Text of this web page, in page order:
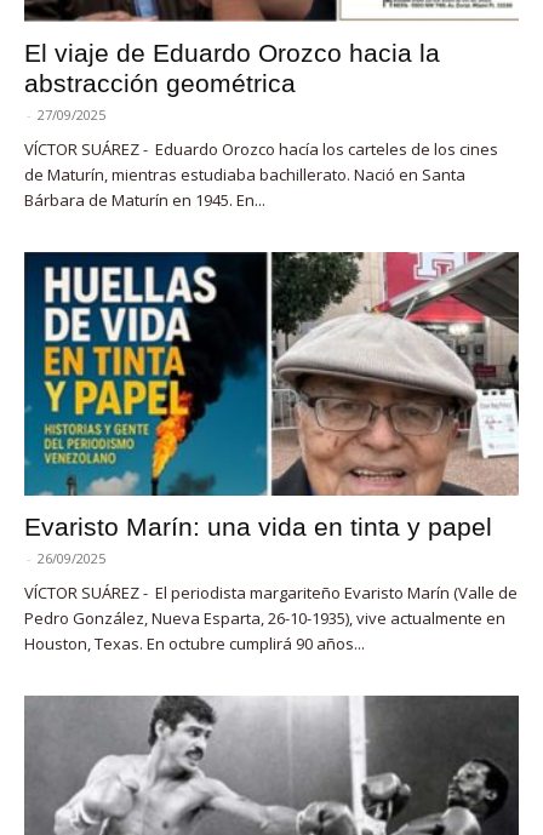
El viaje de Eduardo Orozco hacia la
abstracción geométrica
- 27/09/2025
VÍCTOR SUÁREZ - Eduardo Orozco hacía los carteles de los cines
de Maturín, mientras estudiaba bachillerato. Nació en Santa
Bárbara de Maturín en 1945. En...
Evaristo Marín: una vida en tinta y papel
- 26/09/2025
VÍCTOR SUÁREZ - El periodista margariteño Evaristo Marín (Valle de
Pedro González, Nueva Esparta, 26-10-1935), vive actualmente en
Houston, Texas. En octubre cumplirá 90 años...